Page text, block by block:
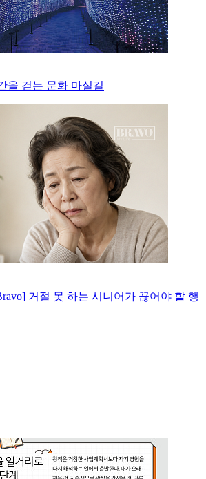
을 걷는 문화 마실길
거절 못 하는 시니어가 끊어야 할 행